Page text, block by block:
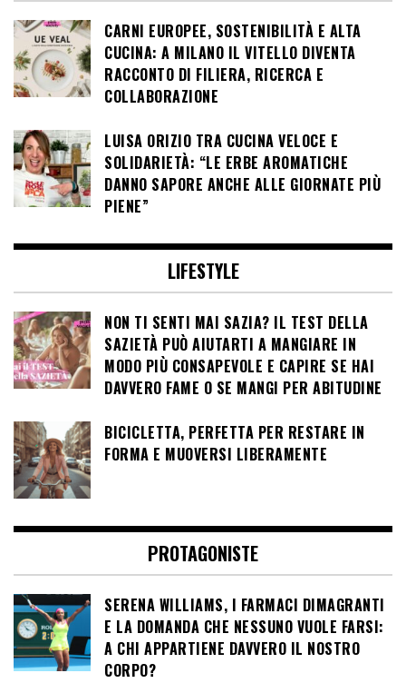
CARNI EUROPEE, SOSTENIBILITÀ E ALTA
CUCINA: A MILANO IL VITELLO DIVENTA
RACCONTO DI FILIERA, RICERCA E
COLLABORAZIONE
LUISA ORIZIO TRA CUCINA VELOCE E
SOLIDARIETÀ: “LE ERBE AROMATICHE
DANNO SAPORE ANCHE ALLE GIORNATE PIÙ
PIENE”
LIFESTYLE
NON TI SENTI MAI SAZIA? IL TEST DELLA
SAZIETÀ PUÒ AIUTARTI A MANGIARE IN
MODO PIÙ CONSAPEVOLE E CAPIRE SE HAI
DAVVERO FAME O SE MANGI PER ABITUDINE
BICICLETTA, PERFETTA PER RESTARE IN
FORMA E MUOVERSI LIBERAMENTE
PROTAGONISTE
SERENA WILLIAMS, I FARMACI DIMAGRANTI
E LA DOMANDA CHE NESSUNO VUOLE FARSI:
A CHI APPARTIENE DAVVERO IL NOSTRO
CORPO?